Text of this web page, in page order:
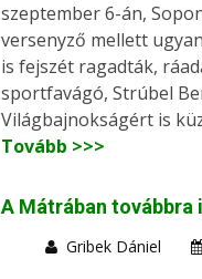
szeptember 6-án,
versenyző mellett
is fejszét ragadták,
sportfavágó, Strúbel
Világbajnokságért is
Tovább >>>
A Mátrában továbbra
Gribek Dániel